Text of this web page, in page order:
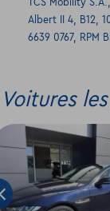
TCS Mobility
Albert II 4, B12,
6639 0767, RPM
Voitures